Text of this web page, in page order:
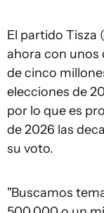
El partido Tisza
ahora con unos
de cinco
elecciones de
por lo que es
de 2026 las
su voto.
"Buscamos